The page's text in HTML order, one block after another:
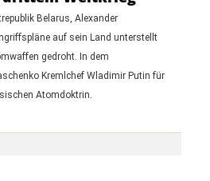
Belarus, Alexander
auf sein Land unterstellt
gedroht. In dem
Kremlchef Wladimir Putin für
Atomdoktrin.